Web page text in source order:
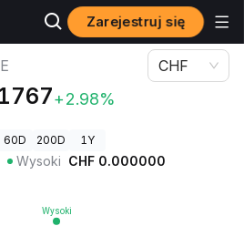
Zarejestruj się
LOVE
+2.98%
CHF
60D 200D 1Y
Wysoki CHF 0.000000